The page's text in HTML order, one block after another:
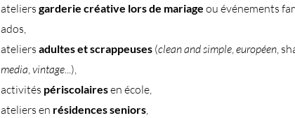
ateliersgarderie créative lors de mariage ou événements
ados,
ateliersadultes et scrappeuses (clean and simple,européen,
media,vintage...),
activités périscolairesen école,
ateliers en résidences seniors,